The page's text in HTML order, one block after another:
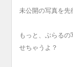
未公開の写真を先
もっと、ぷらるの
せちゃうよ？